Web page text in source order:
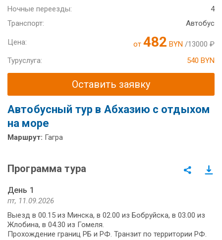
Ночные переезды:
4
Транспорт:
Автобус
Цена: от 482 BYN /13000 ₽
Туруслуга:
540 BYN
Оставить заявку
Автобусный тур в Абхазию с отдыхом
на море
Маршрут: Гагра
Программа тура
День 1
пт, 11.09.2026
Выезд в 00.15 из Минска, в 02.00 из Бобруйска, в 03.00 из
Жлобина, в 04.30 из Гомеля.
Прохождение границ РБ и РФ. Транзит по территории РФ.